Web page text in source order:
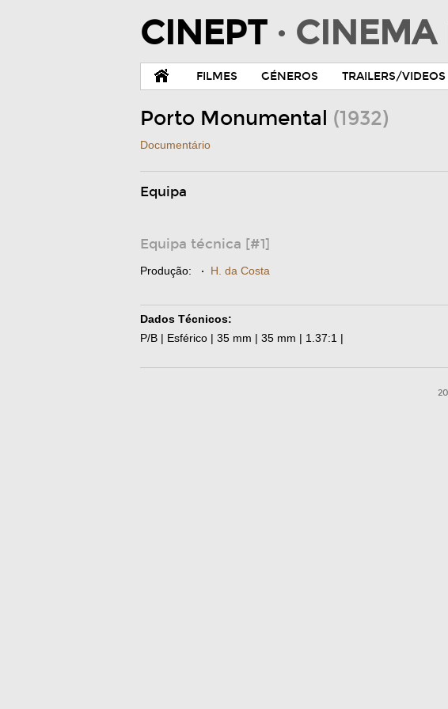
CINEPT ·
FILMES GÉNEROS TRAILERS/VIDEOS
Porto Monumental (1932)
Documentário
Equipa
Equipa técnica [#1]
Produção: · H. da Costa
Dados Técnicos:
P/B | Esférico | 35 mm | 35 mm | 1.37:1 |